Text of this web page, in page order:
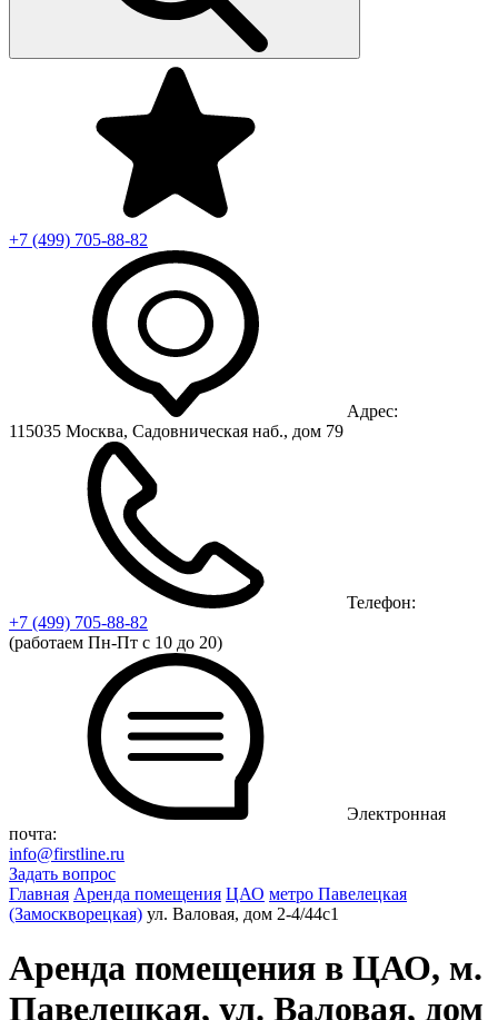
+7 (499) 705-88-82
Адрес:
115035 Москва, Садовническая наб., дом 79
Телефон:
+7 (499) 705-88-82
(работаем Пн-Пт с 10 до 20)
Электронная
почта:
info@firstline.ru
Задать вопрос
Главная Аренда помещения ЦАО метро Павелецкая
(Замоскворецкая) ул. Валовая, дом 2-4/44с1
Аренда помещения в ЦАО, м.
Павелецкая, ул. Валовая, дом